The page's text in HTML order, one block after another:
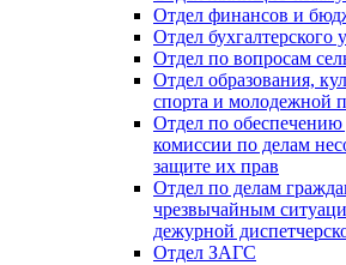
Отдел финансов и
Отдел бухгалтерского
Отдел по вопросам
Отдел образования,
спорта и молодежной
Отдел по обеспечению
комиссии по делам
защите их прав
Отдел по делам
чрезвычайным
дежурной
Отдел ЗАГС